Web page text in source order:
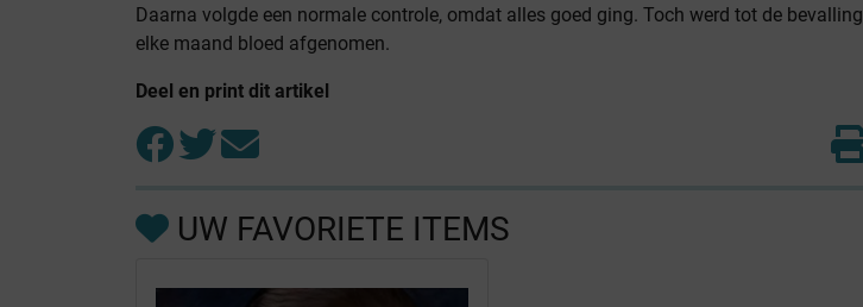
Daarna volgde een normale controle, omdat alles goed ging. Toch werd tot de bevalling
elke maand bloed afgenomen.
Deel en print dit artikel
UW FAVORIETE ITEMS